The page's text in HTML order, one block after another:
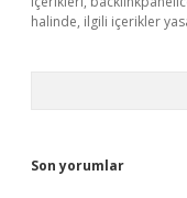
halinde, ilgili içerikler
Son yorumlar